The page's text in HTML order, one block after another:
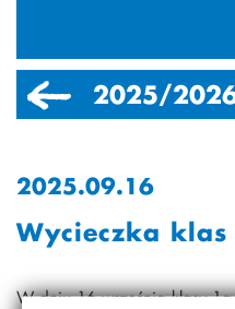
2025/
2025.09.16
Wycieczka
W dniu 16 września klasy